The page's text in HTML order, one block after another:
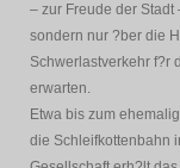
– zur Freude der Stadt
sondern nur ?ber die
Schwerlastverkehr f?r
erwarten.
Etwa bis zum
die Schleifkottenbahn